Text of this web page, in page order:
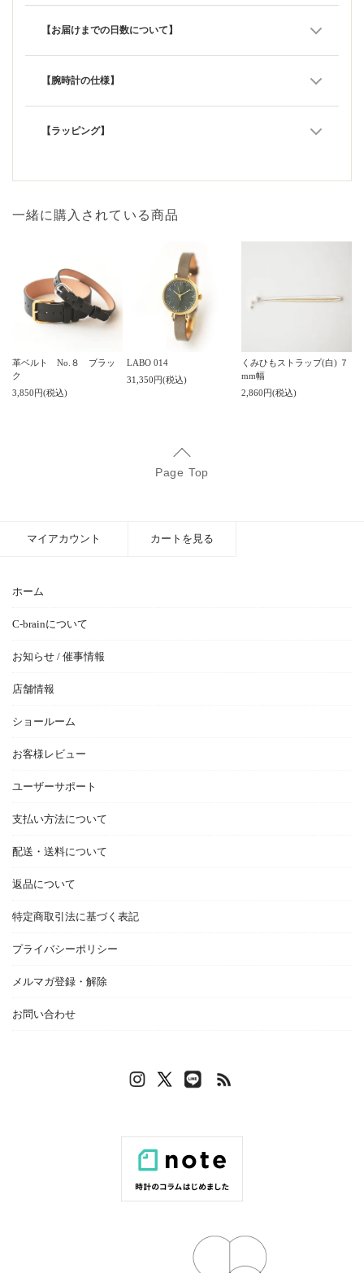
【お届けまでの日数について】
【腕時計の仕様】
【ラッピング】
一緒に購入されている商品
革ベルト No.８ ブラッ
ク
3,850円(税込)
LABO 014
31,350円(税込)
くみひもストラップ(白) ７
mm幅
2,860円(税込)
Page Top
ホーム
C-brainについて
お知らせ / 催事情報
店舗情報
ショールーム
お客様レビュー
ユーザーサポート
支払い方法について
配送・送料について
返品について
特定商取引法に基づく表記
プライバシーポリシー
メルマガ登録・解除
お問い合わせ
マイアカウント カートを見る